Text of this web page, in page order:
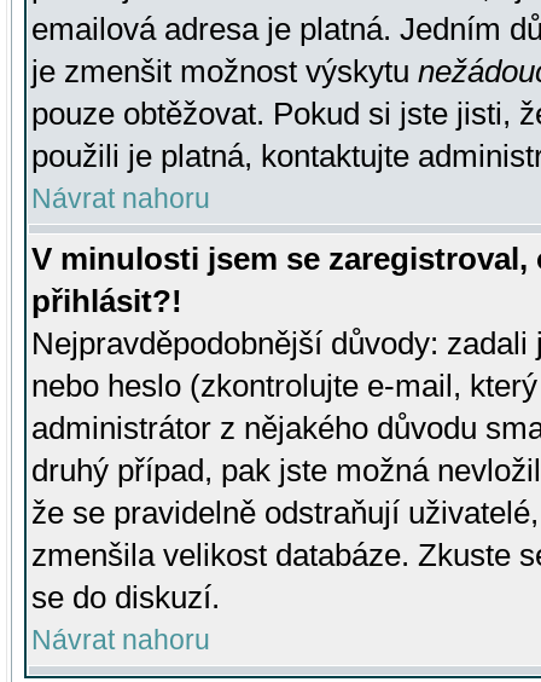
emailová adresa je platná. Jedním
je zmenšit možnost výskytu
pouze obtěžovat. Pokud si jste jisti,
použili je platná, kontaktujte
Návrat nahoru
V minulosti jsem se
přihlásit?!
Nejpravděpodobnější důvody:
nebo heslo (zkontrolujte e-mail,
administrátor z nějakého důvodu
druhý případ, pak jste možná
že se pravidelně odstraňují
zmenšila velikost databáze. Zkuste
se do diskuzí.
Návrat nahoru